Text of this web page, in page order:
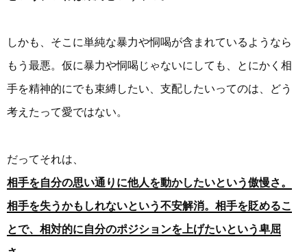
しかも、そこに単純な暴力や恫喝が含まれているようなら
もう最悪。仮に暴力や恫喝じゃないにしても、とにかく相
手を精神的にでも束縛したい、支配したいってのは、どう
考えたって愛ではない。
だってそれは、
相手を自分の思い通りに他人を動かしたいという傲慢さ。
相手を失うかもしれないという不安解消。相手を貶めるこ
とで、相対的に自分のポジションを上げたいという卑屈